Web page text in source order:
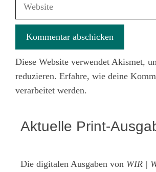
Diese Website verwendet Akismet,
reduzieren. Erfahre, wie deine
verarbeitet werden.
Aktuelle Print-
Die digitalen Ausgaben von WIR |